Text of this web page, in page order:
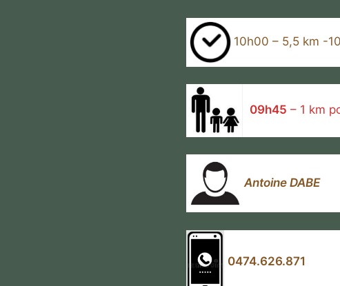
10h00 – 5,5 km -
09h45 – 1 km
Antoine DABE
0474.626.871